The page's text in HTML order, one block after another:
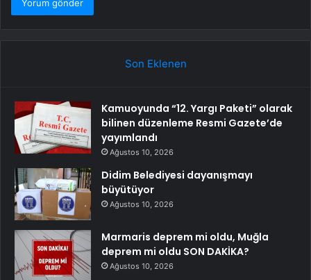
Son Eklenen
Kamuoyunda “12. Yargı Paketi” olarak
bilinen düzenleme Resmi Gazete’de
yayımlandı
Ağustos 10, 2026
Didim Belediyesi dayanışmayı
büyütüyor
Ağustos 10, 2026
Marmaris deprem mi oldu, Muğla
deprem mi oldu SON DAKİKA?
Ağustos 10, 2026